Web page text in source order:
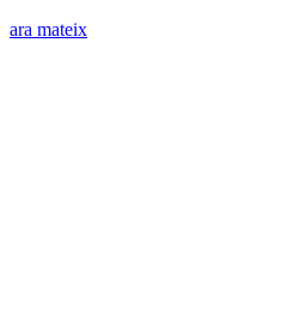
ara mateix